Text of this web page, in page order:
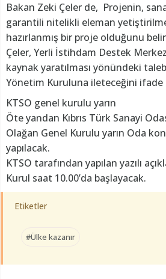
Bakan Zeki Çeler de, Projenin,
garantili nitelikli eleman
hazırlanmış bir proje olduğunu
Çeler, Yerli İstihdam Destek
kaynak yaratılması yönündeki
Yönetim Kuruluna ileteceğini
KTSO genel kurulu yarın
Öte yandan Kıbrıs Türk Sanayi
Olağan Genel Kurulu yarın Oda
yapılacak.
KTSO tarafından yapılan yazılı
Kurul saat 10.00’da başlayacak.
Etiketler
#Ülke kazanır